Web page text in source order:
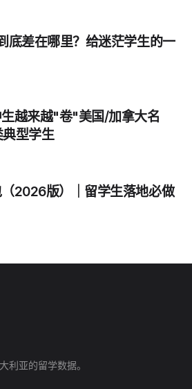
底差在哪里？给迷茫学生的一
越来越"卷"美国/加拿大名
型学生
2026版）｜留学生落地必做
利亚的留学数据。